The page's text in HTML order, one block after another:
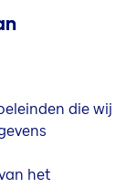
die wij
het